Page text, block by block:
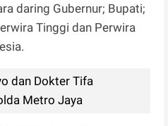
daring Gubernur; Bupati;
Tinggi dan Perwira
dan Dokter Tifa
Metro Jaya